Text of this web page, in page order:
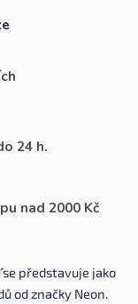
24 h.
nad 2000 Kč
se představuje jako
od značky Neon.